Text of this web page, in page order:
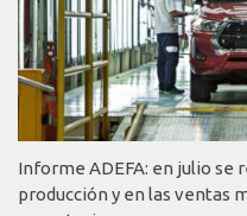
Informe ADEFA: en julio se
producción y en las ventas